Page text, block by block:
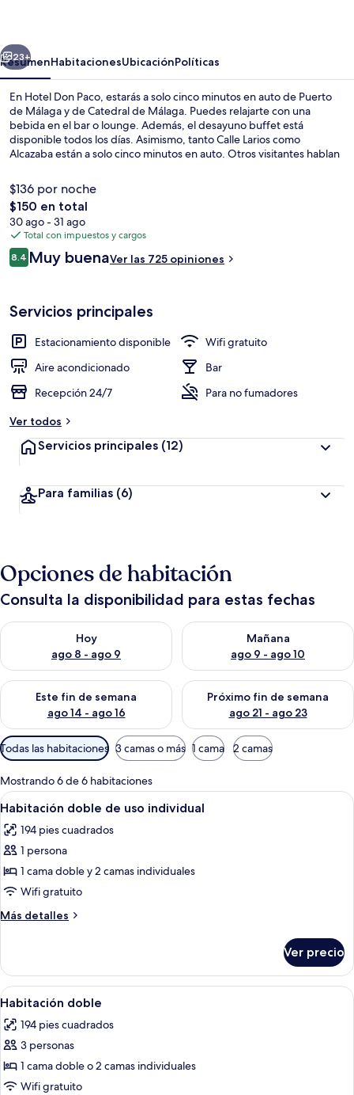
Siguiente
23+
ResumenHabitacionesUbicaciónPolíticas
En Hotel Don Paco, estarás a solo cinco minutos en auto de Puerto
de Málaga y de Catedral de Málaga. Puedes relajarte con una
bebida en el bar o lounge. Además, el desayuno buffet está
disponible todos los días. Asimismo, tanto Calle Larios como
Alcazaba están a solo cinco minutos en auto. Otros visitantes hablan
amable. La propiedad está a una corta distancia a pie de algunas
opciones de transporte público: Estación El Perchel está a 6 minutos
y Estación de metro Guadalmedina está a 9 minutos.
$136 por noche
El
precio
total
es
de
$150 en total
30 ago - 31 ago
Total con impuestos y cargos
Opiniones
8.48.4 de 10,
Muy buenaVer las 725 opiniones
Servicios principales
Estacionamiento disponible
Wifi gratuito
Aire acondicionado
Bar
Recepción 24/7
Para no fumadores
Ver todos
Servicios principales (12)
Para familias (6)
Opciones de habitación
Consulta la disponibilidad para estas fechas
Hoy
ago 8 - ago 9
Consulta la disponibilidad para hoy ago 8 - ago 9
Mañana
ago 9 - ago 10
Consulta la disponibilidad
Este fin de semana
ago 14 - ago 16
Consulta la disponibilidad para este fin de semana ago 14 -
Próximo fin de semana
ago 21 - ago 23
Consulta la disponibilidad
Filtros
disponibles
para
las
habitaciones
Todas las habitaciones 3 camas o más 1 cama 2 camas
Mostrando 6 de 6 habitaciones
Abrir
todas
las
fotos
de
Habitación
doble
de
individual
Cama doble con cabecera, mesitas
7
Habitación doble de uso individual
194 pies cuadrados
1 persona
1 cama doble y 2 camas individuales
Wifi gratuito
Más detalles
Más
doble
de
uso
Ver precio
Abrir
todas
las
fotos
de
Habitación
Una habitación de hotel moderna
7
Habitación doble
194 pies cuadrados
3 personas
1 cama doble o 2 camas individuales
Wifi gratuito